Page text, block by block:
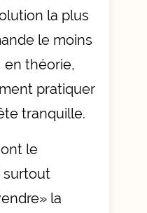
la plus
le moins
en théorie,
pratiquer
tranquille.
le
surtout
la